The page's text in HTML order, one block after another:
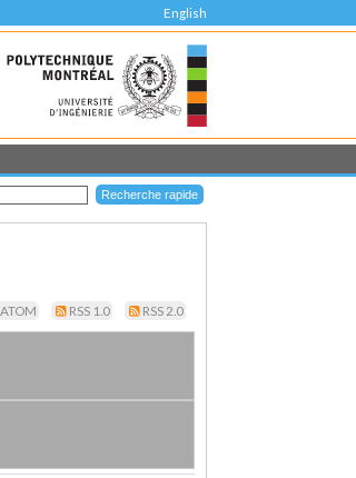
English
ATOM RSS 1.0 RSS 2.0